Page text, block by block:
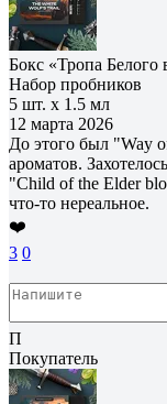
Бокс «Тропа Белого
Набор пробников
5 шт. х 1.5 мл
12 марта 2026
До этого был "Way
ароматов.
"Child of the Elder
что-то нереальное.
❤️
3 0
П
Покупатель